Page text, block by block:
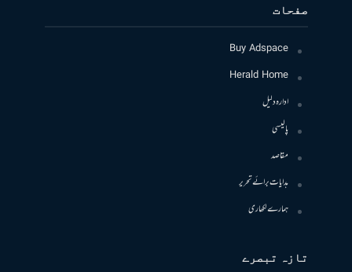
صفحات
Buy Adspace
Herald Home
ادارہ دلیل
پالیسی
مقاصد
ہدایات برائے تحریر
ہمارے لکھاری
تازہ تبصرے